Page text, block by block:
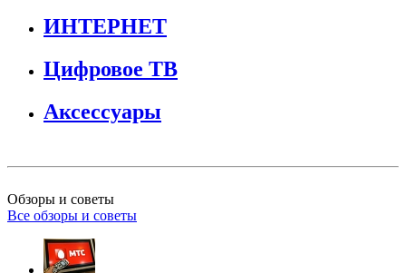
ИНТЕРНЕТ
Цифровое ТВ
Аксессуары
Обзоры и советы
Все обзоры и советы